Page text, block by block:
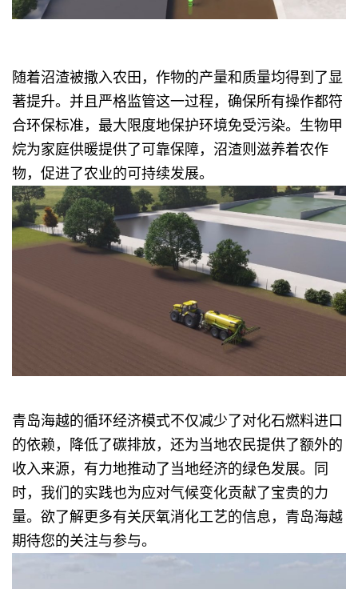
随着沼渣被撒入农田，作物的产量和质量均得到了显
著提升。并且严格监管这一过程，确保所有操作都符
合环保标准，最大限度地保护环境免受污染。生物甲
烷为家庭供暖提供了可靠保障，沼渣则滋养着农作
物，促进了农业的可持续发展。
青岛海越的循环经济模式不仅减少了对化石燃料进口
的依赖，降低了碳排放，还为当地农民提供了额外的
收入来源，有力地推动了当地经济的绿色发展。同
时，我们的实践也为应对气候变化贡献了宝贵的力
量。欲了解更多有关厌氧消化工艺的信息，青岛海越
期待您的关注与参与。